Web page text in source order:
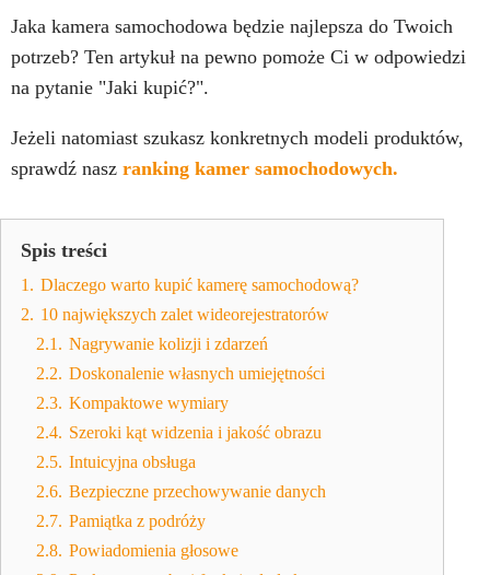
Jaka kamera samochodowa będzie najlepsza do Twoich
potrzeb? Ten artykuł na pewno pomoże Ci w odpowiedzi
na pytanie "Jaki kupić?".
Jeżeli natomiast szukasz konkretnych modeli produktów,
sprawdź nasz ranking kamer samochodowych.
Spis treści
1. Dlaczego warto kupić kamerę samochodową?
2. 10 największych zalet wideorejestratorów
2.1. Nagrywanie kolizji i zdarzeń
2.2. Doskonalenie własnych umiejętności
2.3. Kompaktowe wymiary
2.4. Szeroki kąt widzenia i jakość obrazu
2.5. Intuicyjna obsługa
2.6. Bezpieczne przechowywanie danych
2.7. Pamiątka z podróży
2.8. Powiadomienia głosowe